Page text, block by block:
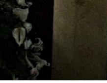
Saltar
contenido